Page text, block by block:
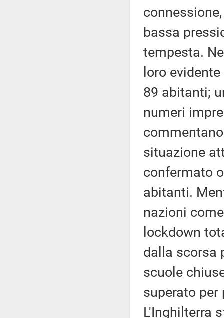
bassa
tempesta.
loro
89 abitanti;
numeri
situazione
confermato
abitanti.
nazioni
lockdown
dalla scorsa
scuole
superato
L'Inghilterra